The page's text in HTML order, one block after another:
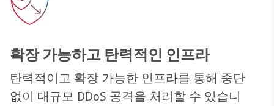
확장 가능하고 탄력적인 인프라
탄력적이고 확장 가능한 인프라를 통해 중단
없이 대규모 DDoS 공격을 처리할 수 있습니